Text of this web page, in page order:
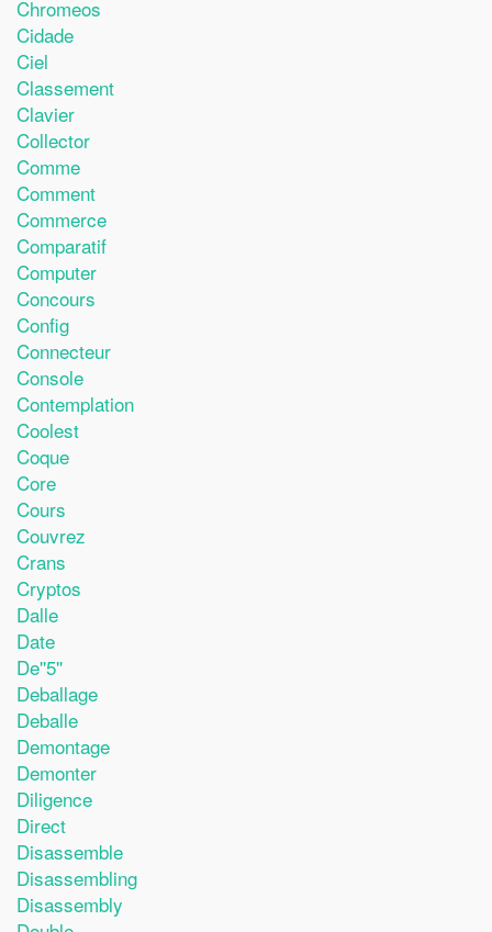
Chromeos
Cidade
Ciel
Classement
Clavier
Collector
Comme
Comment
Commerce
Comparatif
Computer
Concours
Config
Connecteur
Console
Contemplation
Coolest
Coque
Core
Cours
Couvrez
Crans
Cryptos
Dalle
Date
De''5''
Deballage
Deballe
Demontage
Demonter
Diligence
Direct
Disassemble
Disassembling
Disassembly